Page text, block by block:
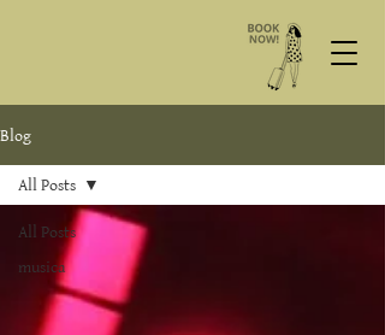
Blog
All Posts
musica
All Posts